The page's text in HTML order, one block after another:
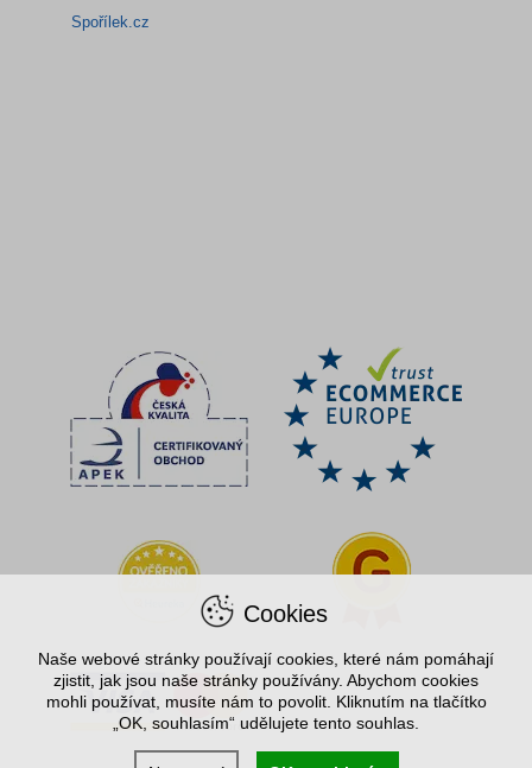
Spořílek.cz
Cookies
Naše webové stránky používají cookies, které nám pomáhají
zjistit, jak jsou naše stránky používány. Abychom cookies
mohli používat, musíte nám to povolit. Kliknutím na tlačítko
„OK, souhlasím“ udělujete tento souhlas.